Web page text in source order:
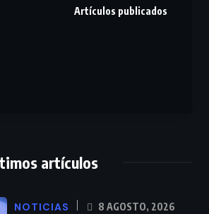
Artículos publicados
artículos
NOTICIAS 8 AGOSTO, 2026